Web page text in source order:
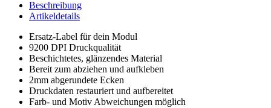
Beschreibung
Artikeldetails
Ersatz-Label für dein Modul
9200 DPI Druckqualität
Beschichtetes, glänzendes Material
Bereit zum abziehen und aufkleben
2mm abgerundete Ecken
Druckdaten restauriert und aufbereitet
Farb- und Motiv Abweichungen möglich